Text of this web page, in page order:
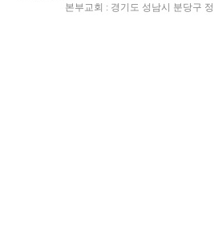
본부교회 : 경기도 성남시 분당구